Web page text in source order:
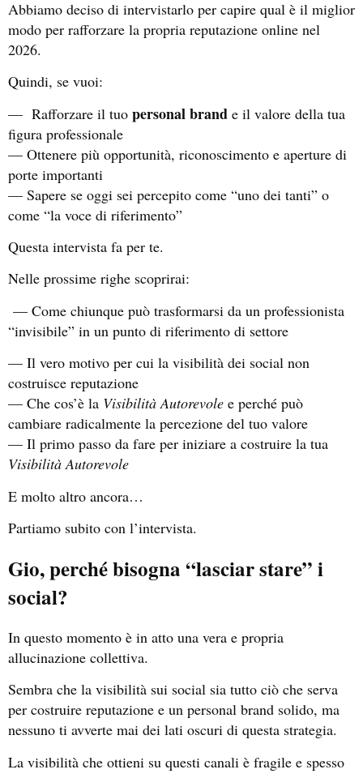
Abbiamo deciso di intervistarlo per capire qual è il miglior
modo per rafforzare la propria reputazione online nel
2026.
Quindi, se vuoi:
— Rafforzare il tuo personal brand e il valore della tua
figura professionale
— Ottenere più opportunità, riconoscimento e aperture di
porte importanti
— Sapere se oggi sei percepito come “uno dei tanti” o
come “la voce di riferimento”
Questa intervista fa per te.
Nelle prossime righe scoprirai:
— Come chiunque può trasformarsi da un professionista
“invisibile” in un punto di riferimento di settore
— Il vero motivo per cui la visibilità dei social non
costruisce reputazione
— Che cos’è la Visibilità Autorevole e perché può
cambiare radicalmente la percezione del tuo valore
— Il primo passo da fare per iniziare a costruire la tua
Visibilità Autorevole
E molto altro ancora…
Partiamo subito con l’intervista.
Gio, perché bisogna “lasciar stare” i
social?
In questo momento è in atto una vera e propria
allucinazione collettiva.
Sembra che la visibilità sui social sia tutto ciò che serva
per costruire reputazione e un personal brand solido, ma
nessuno ti avverte mai dei lati oscuri di questa strategia.
La visibilità che ottieni su questi canali è fragile e spesso